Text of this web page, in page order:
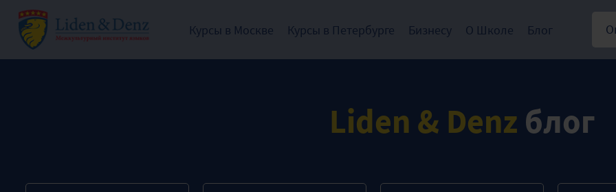
Курсы в Москве Курсы в Петербурге Бизнесу О Школе Блог
Liden & Denz блог